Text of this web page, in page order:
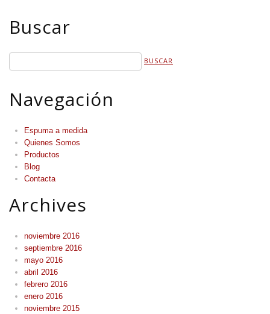
Buscar
Navegación
Espuma a medida
Quienes Somos
Productos
Blog
Contacta
Archives
noviembre 2016
septiembre 2016
mayo 2016
abril 2016
febrero 2016
enero 2016
noviembre 2015